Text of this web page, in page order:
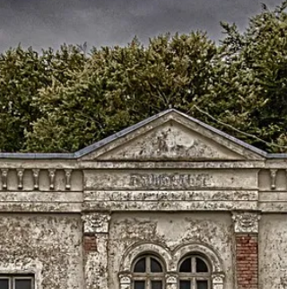
acaba de morir ante la mirada de una
comunidad que lo ha perseguido durante
toda la historia. Pero entonces el polvo en
que se ha convertido se reagrupa. Vuelve.
en los últimos minutos del